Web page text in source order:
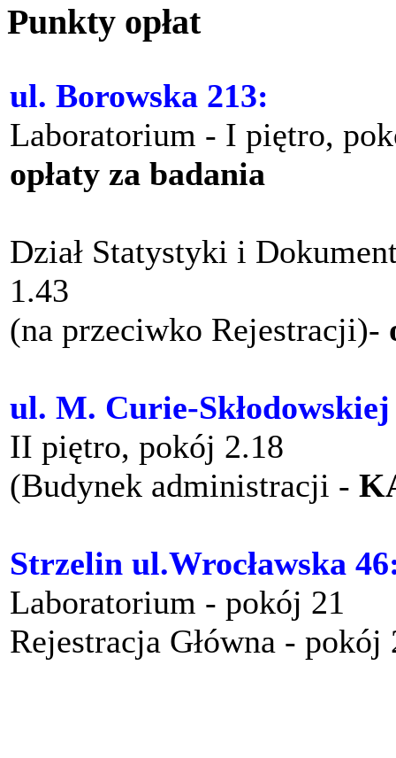
Punkty opłat
ul. Borowska 213:
Laboratorium - I piętro,
opłaty za badania
Dział Statystyki i
1.43
(na przeciwko Rejestracji)-
ul. M. Curie-Skłodowskiej
II piętro, pokój 2.18
(Budynek administracji -
Strzelin ul.Wrocławska
Laboratorium - pokój 21
Rejestracja Główna -